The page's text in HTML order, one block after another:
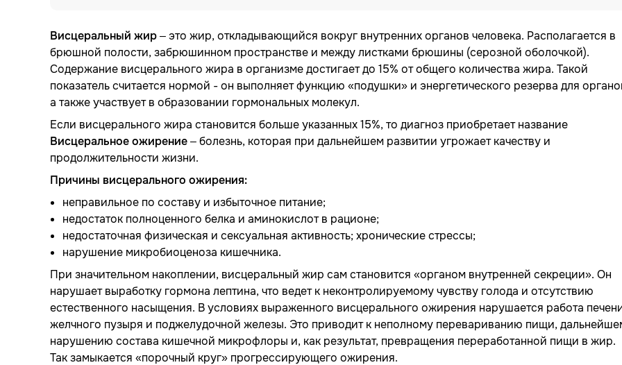
Висцеральный жир– это жир, откладывающийся вокруг внутренних органов человека. Располагается в
брюшной полости, забрюшинном пространстве и между листками брюшины (серозной оболочкой).
Содержание висцерального жира в организме достигает до 15% от общего количества жира. Такой
показатель считается нормой - он выполняет функцию «подушки» и энергетического резерва для
а также участвует в образовании гормональных молекул.
Если висцерального жира становится больше указанных 15%, то диагноз приобретает название
Висцеральное ожирение– болезнь, которая при дальнейшем развитии угрожает качеству и
продолжительности жизни.
Причины висцерального ожирения:
неправильное по составу и избыточное питание;
недостаток полноценного белка и аминокислот в рационе;
недостаточная физическая и сексуальная активность; хронические стрессы;
нарушение микробиоценоза кишечника.
При значительном накоплении, висцеральный жир сам становится «органом внутренней секреции». Он
нарушает выработку гормона лептина, что ведет к неконтролируемому чувству голода и отсутствию
естественного насыщения. В условиях выраженного висцерального ожирения нарушается работа
желчного пузыря и поджелудочной железы. Это приводит к неполному перевариванию пищи,
нарушению состава кишечной микрофлоры и, как результат, превращения переработанной пищи в жир.
Так замыкается «порочный круг» прогрессирующего ожирения.